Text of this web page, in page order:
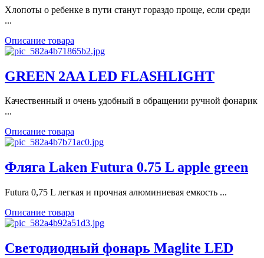
Хлопоты о ребенке в пути станут гораздо проще, если среди
...
Описание товара
GREEN 2AA LED FLASHLIGHT
Качественный и очень удобный в обращении ручной фонарик
...
Описание товара
Фляга Laken Futura 0.75 L apple green
Futura 0,75 L легкая и прочная алюминиевая емкость ...
Описание товара
Светодиодный фонарь Maglite LED